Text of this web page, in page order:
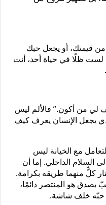
حبّه خلف شاشة.